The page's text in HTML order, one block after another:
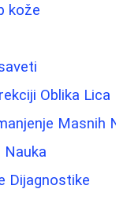
kože
Oblika Lica
Masnih
Dijagnostike